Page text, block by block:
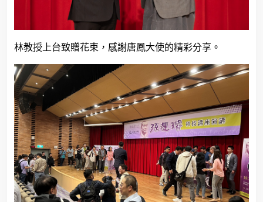
林教授上台致贈花束，感謝唐鳳大使的精彩分享。